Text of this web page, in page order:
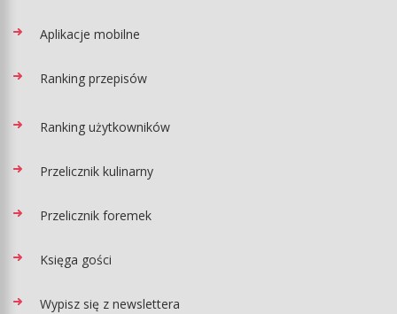
Aplikacje mobilne
Ranking przepisów
Ranking użytkowników
Przelicznik kulinarny
Przelicznik foremek
Księga gości
Wypisz się z newslettera